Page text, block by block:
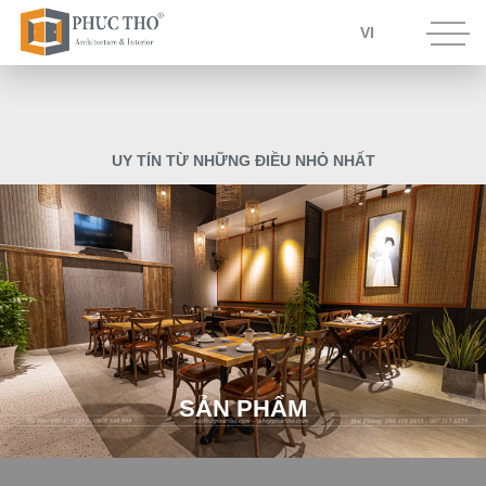
UY TÍN TỪ NHỮNG ĐIỀU NHỎ NHẤT
VI
SẢN PHẨM